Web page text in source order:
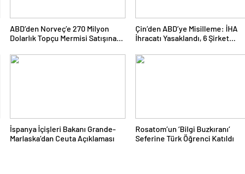
ABD’den Norveç’e 270 Milyon
Dolarlık Topçu Mermisi Satışına
Çin’den ABD’ye Misilleme: İHA
İhracatı Yasaklandı, 6 Şirket
İspanya İçişleri Bakanı Grande-
Marlaska’dan Ceuta Açıklaması
Rosatom’un ‘Bilgi Buzkıranı’
Seferine Türk Öğrenci Katıldı